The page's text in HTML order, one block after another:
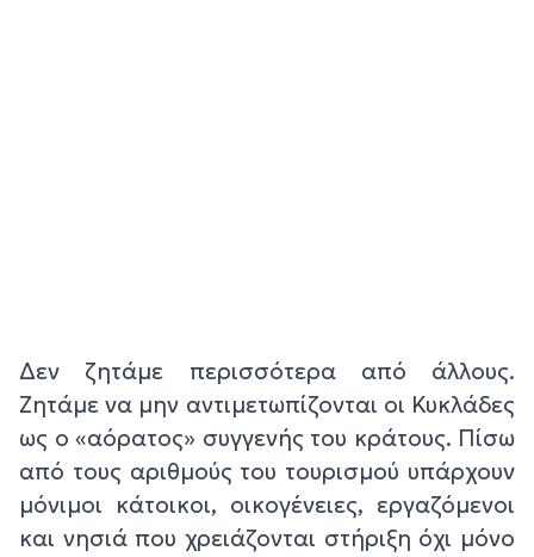
Δεν ζητάμε περισσότερα από άλλους.
Ζητάμε να μην αντιμετωπίζονται οι Κυκλάδες
ως ο «αόρατος» συγγενής του κράτους. Πίσω
από τους αριθμούς του τουρισμού υπάρχουν
μόνιμοι κάτοικοι, οικογένειες, εργαζόμενοι
και νησιά που χρειάζονται στήριξη όχι μόνο